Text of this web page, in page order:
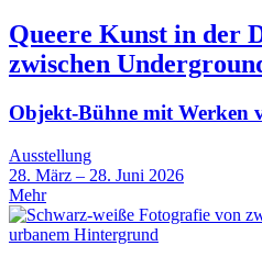
Queere Kunst in der
zwischen
Objekt-Bühne mit Werken
Ausstellung
28. März – 28. Juni 2026
Mehr